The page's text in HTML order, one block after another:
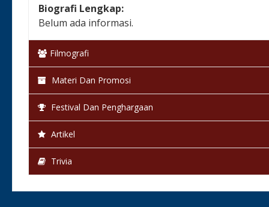
Biografi Lengkap:
Belum ada informasi.
Filmografi
Materi Dan Promosi
Festival Dan Penghargaan
Artikel
Trivia